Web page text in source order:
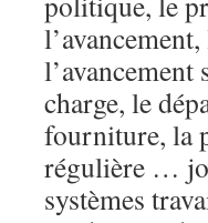
charge, le
fourniture, la
régulière …
systèmes